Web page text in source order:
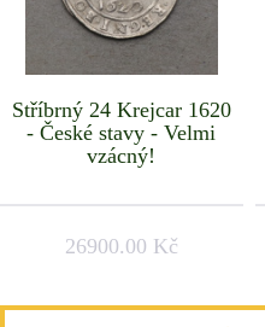
Stříbrný 24 Krejcar 1620
- České stavy - Velmi
vzácný!
26900.00 Kč